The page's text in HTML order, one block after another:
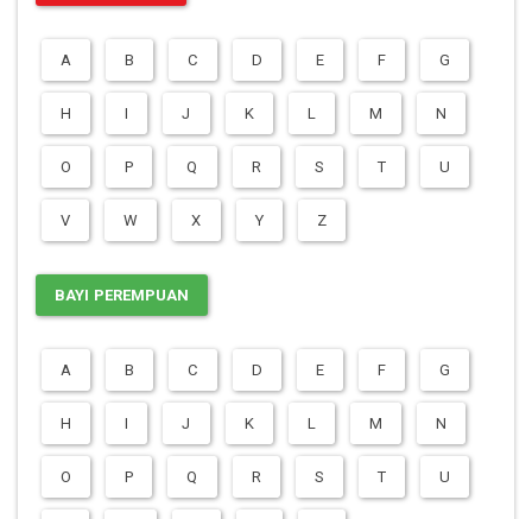
A B C D E F G
H I J K L M N
O P Q R S T U
V W X Y Z
BAYI PEREMPUAN
A B C D E F G
H I J K L M N
O P Q R S T U